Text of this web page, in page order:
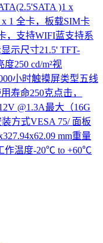
)1 x
1 全卡，板载SIM卡
，支持WIFI蓝支持系
示尺寸21.5' TFT-
250 cd/m²视
小时触摸屏类型五线
寿命250克点击，
@1.3A最大（16G
方式VESA 75/ 面板
mm重量
作温度-20℃ to +60℃